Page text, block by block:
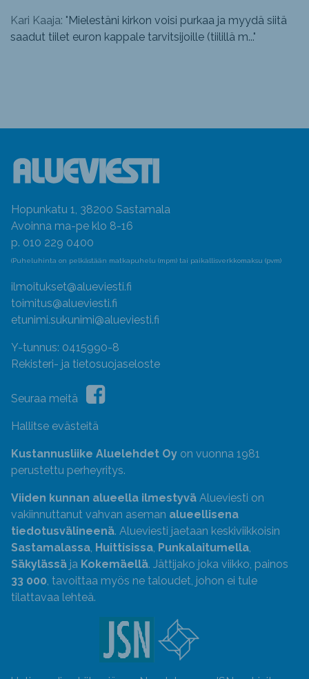
Kari Kaaja: "Mielestäni kirkon voisi purkaa ja myydä siitä
saadut tiilet euron kappale tarvitsijoille (tiilillä m..."
Hopunkatu 1, 38200 Sastamala
Avoinna ma-pe klo 8-16
p. 010 229 0400
(Puheluhinta on pelkästään matkapuhelu (mpm) tai paikallisverkkomaksu (pvm)
ilmoitukset@alueviesti.fi
toimitus@alueviesti.fi
etunimi.sukunimi@alueviesti.fi
Y-tunnus: 0415990-8
Rekisteri- ja tietosuojaseloste
Seuraa meitä
Hallitse evästeitä
Kustannusliike Aluelehdet Oy on vuonna 1981
perustettu perheyritys.
Viiden kunnan alueella ilmestyvä Alueviesti on
vakiinnuttanut vahvan aseman alueellisena
tiedotusvälineenä. Alueviesti jaetaan keskiviikkoisin
Sastamalassa Huittisissa Punkalaitumella
Säkylässä ja Kokemäellä. Jättijako joka viikko, painos
33 000 , tavoittaa myös ne taloudet, johon ei tule
tilattavaa lehteä.